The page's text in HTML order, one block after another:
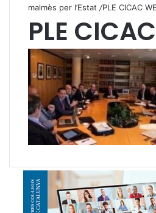
malmès per l’Estat /PLE CICAC
PLE